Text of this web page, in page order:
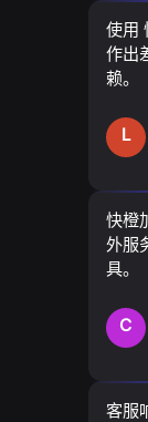
使用
作出
赖。
L
快橙
外服
具。
C
客服